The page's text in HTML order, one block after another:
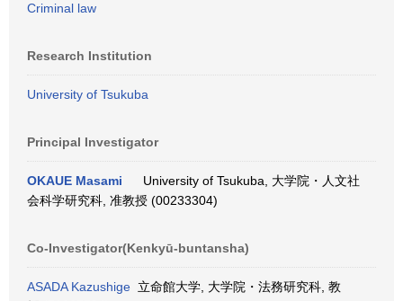
Criminal law
Research Institution
University of Tsukuba
Principal Investigator
OKAUE Masami
University of Tsukuba, 大学院・人文社
会科学研究科, 准教授 (00233304)
Co-Investigator(Kenkyū-buntansha)
ASADA Kazushige 立命館大学, 大学院・法務研究科, 教